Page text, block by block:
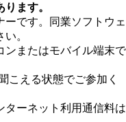
ます。
ーです。同業ソフトウェ
。
ンまたはモバイル端末で
こえる状態でご参加く
ターネット利用通信料は